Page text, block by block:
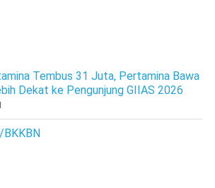
Tembus 31 Juta, Pertamina Bawa
Dekat ke Pengunjung GIIAS 2026